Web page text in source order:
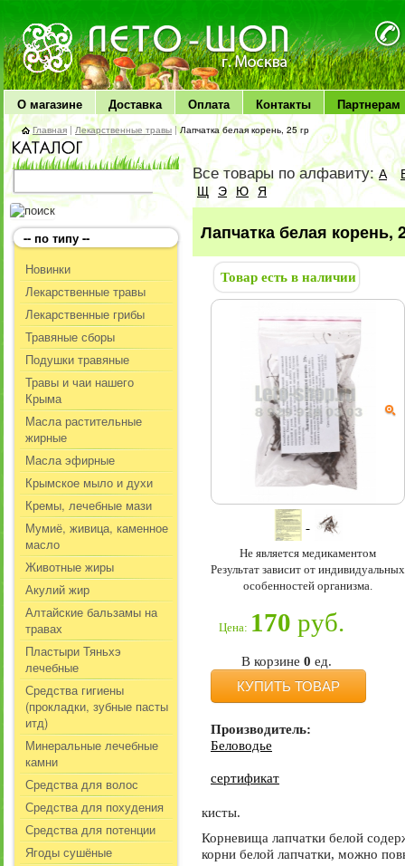
ЛЕТО чудо здоровья
О магазине Доставка Оплата Контакты Партнерам
Главная |Лекарственные травы |Лапчатка белая корень, 25 гр
-- по типу --
Новинки
Лекарственные травы
Лекарственные грибы
Травяные сборы
Подушки травяные
Травы и чаи нашего
Крыма
Масла растительные
жирные
Масла эфирные
Крымское мыло и духи
Кремы, лечебные мази
Мумиё, живица, каменное
масло
Животные жиры
Акулий жир
Алтайские бальзамы на
травах
Пластыри Тяньхэ
лечебные
Средства гигиены
(прокладки, зубные пасты
итд)
Минеральные лечебные
камни
Средства для волос
Средства для похудения
Средства для потенции
Ягоды сушёные
Все товары по алфавиту:А
Щ Э Ю Я
Лапчатка белая корень,
Товар есть в наличии
Не является медикаментом
Результат зависит от индивидуальных
особенностей организма.
Цена: 170 руб.
В корзине 0 ед.
КУПИТЬ ТОВАР
Производитель:
Беловодье
сертификат
кисты.
Корневища лапчатки белой
корни белой лапчатки, можно